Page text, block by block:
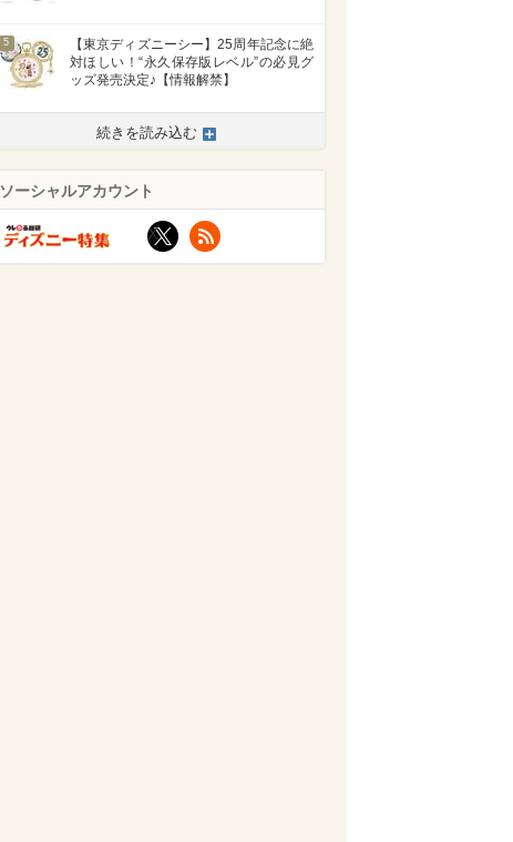
5
【東京ディズニーシー】25周年記念に絶
対ほしい！“永久保存版レベル”の必見グ
ッズ発売決定♪【情報解禁】
続きを読み込む
ソーシャルアカウント
X